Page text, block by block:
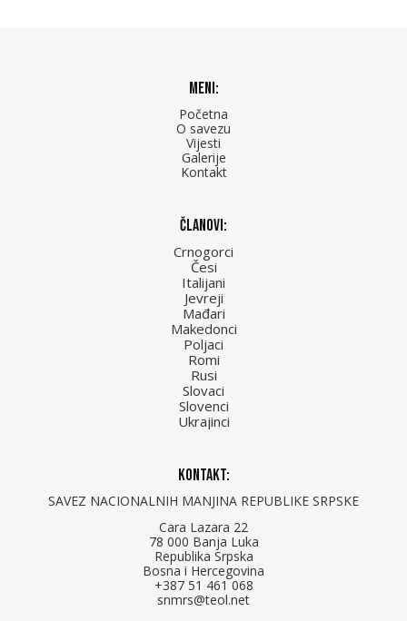
Meni:
Početna
O savezu
Vijesti
Galerije
Kontakt
Članovi:
Crnogorci
Česi
Italijani
Jevreji
Mađari
Makedonci
Poljaci
Romi
Rusi
Slovaci
Slovenci
Ukrajinci
Kontakt:
SAVEZ NACIONALNIH MANJINA REPUBLIKE SRPSKE
Cara Lazara 22
78 000 Banja Luka
Republika Srpska
Bosna i Hercegovina
+387 51 461 068
snmrs@teol.net